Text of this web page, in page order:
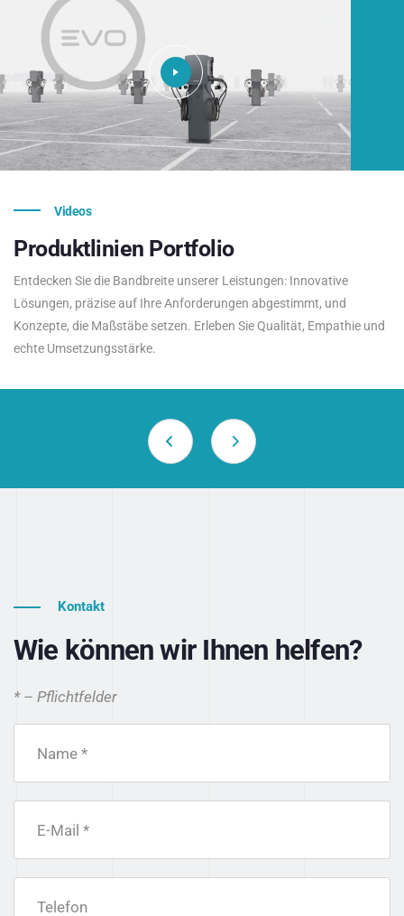
Videos
Produktlinien Portfolio
Entdecken Sie die Bandbreite unserer Leistungen: Innovative
Lösungen, präzise auf Ihre Anforderungen abgestimmt, und
Konzepte, die Maßstäbe setzen. Erleben Sie Qualität, Empathie und
echte Umsetzungsstärke.
Kontakt
Wie können wir Ihnen helfen?
* – Pflichtfelder
Name *
E-Mail *
Telefon